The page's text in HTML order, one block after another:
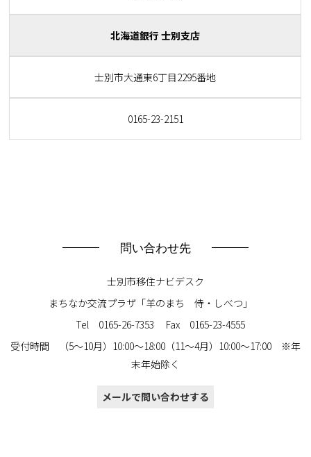
北海道銀行 士別支店
士別市大通東6丁目2295番地
0165-23-2151
問い合わせ先
士別市移住ナビデスク
まちなか交流プラザ「羊のまち 侍・しべつ」
Tel 0165-26-7353 Fax 0165-23-4555
受付時間 （5～10月）10:00～18:00（11～4月）10:00～17:00 ※年
末年始除く
メールで問い合わせする